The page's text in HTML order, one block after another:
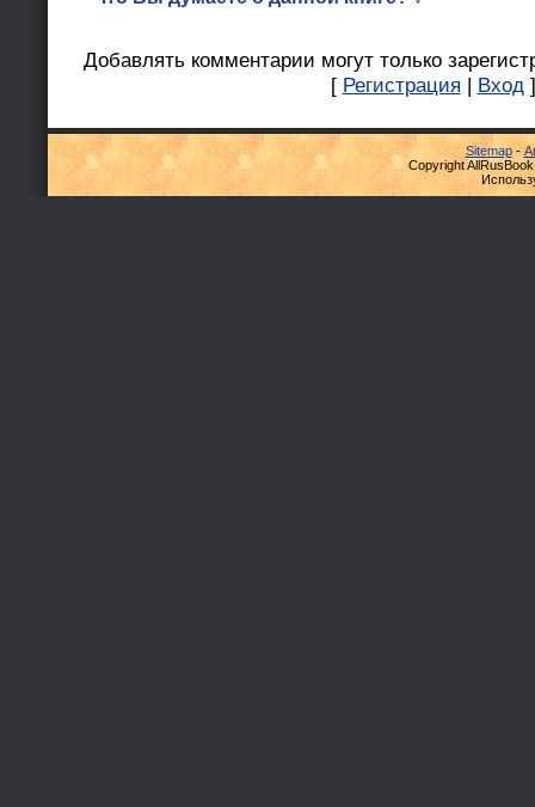
Добавлять комментарии могут только
[ Регистрация | Вход ]
Sitemap-
Copyright